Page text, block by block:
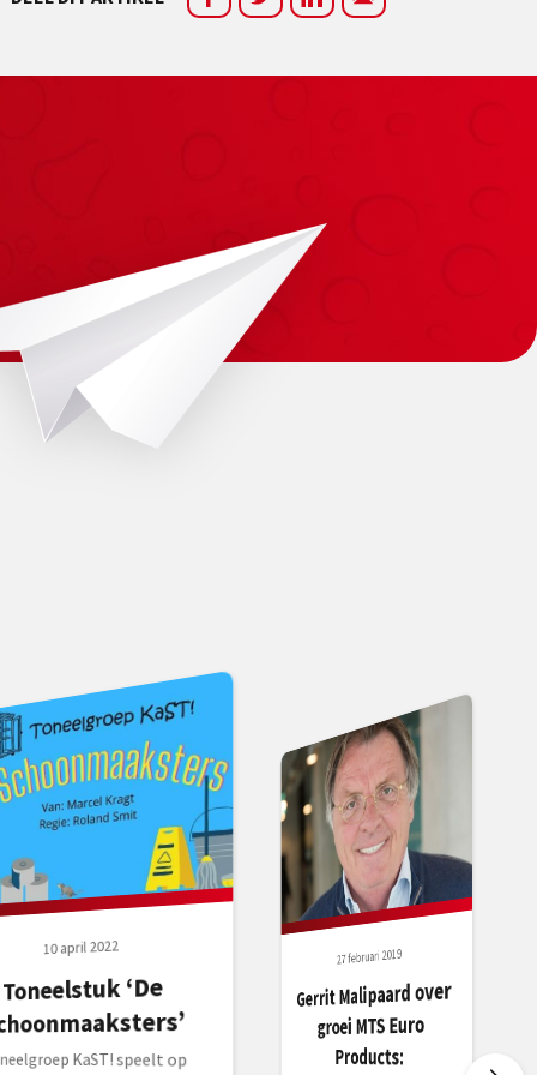
10 april 2022
Toneelstuk ‘De
KaST! speelt op
voorstelling ” De
van Marcel
Het verhaal: Na de
komen de
27 februari 2019
Gerrit Malipaard over
groei MTS Euro
Products: